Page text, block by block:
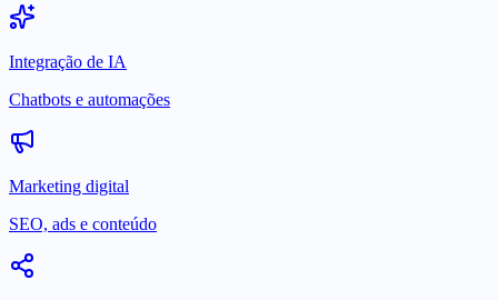
Integração de IA
Chatbots e automações
Marketing digital
SEO, ads e conteúdo